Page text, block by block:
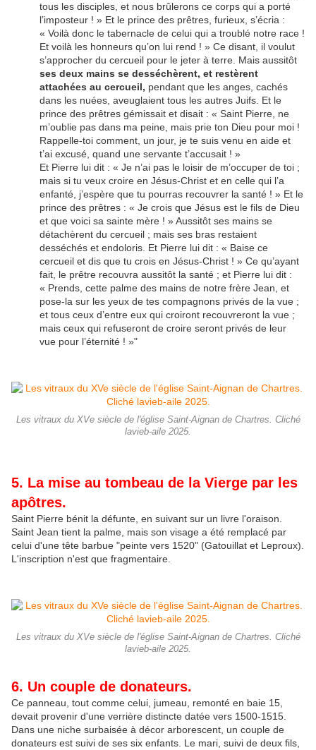
tous les disciples, et nous brûlerons ce corps qui a porté
l’imposteur ! » Et le prince des prêtres, furieux, s’écria :
« Voilà donc le tabernacle de celui qui a troublé notre race !
Et voilà les honneurs qu’on lui rend ! » Ce disant, il voulut
s’approcher du cercueil pour le jeter à terre. Mais aussitôt
ses deux mains se desséchèrent, et restèrent
attachées au cercueil, pendant que les anges, cachés
dans les nuées, aveuglaient tous les autres Juifs. Et le
prince des prêtres gémissait et disait : « Saint Pierre, ne
m’oublie pas dans ma peine, mais prie ton Dieu pour moi !
Rappelle-toi comment, un jour, je te suis venu en aide et
t’ai excusé, quand une servante t’accusait ! »
Et Pierre lui dit : « Je n’ai pas le loisir de m’occuper de toi ;
mais si tu veux croire en Jésus-Christ et en celle qui l’a
enfanté, j’espère que tu pourras recouvrer la santé ! » Et le
prince des prêtres : « Je crois que Jésus est le fils de Dieu
et que voici sa sainte mère ! » Aussitôt ses mains se
détachèrent du cercueil ; mais ses bras restaient
desséchés et endoloris. Et Pierre lui dit : « Baise ce
cercueil et dis que tu crois en Jésus-Christ ! » Ce qu’ayant
fait, le prêtre recouvra aussitôt la santé ; et Pierre lui dit :
« Prends, cette palme des mains de notre frère Jean, et
pose-la sur les yeux de tes compagnons privés de la vue ;
et tous ceux d’entre eux qui croiront recouvreront la vue ;
mais ceux qui refuseront de croire seront privés de leur
vue pour l’éternité ! »"
Les vitraux du XVe siècle de l'église Saint-Aignan de Chartres. Cliché
lavieb-aile 2025.
5. La mise au tombeau de la Vierge par les
apôtres.
Saint Pierre bénit la défunte, en suivant sur un livre l'oraison.
Saint Jean tient la palme, mais son visage a été remplacé par
celui d'une tête barbue "peinte vers 1520" (Gatouillat et Leproux).
L'inscription n'est que fragmentaire.
Les vitraux du XVe siècle de l'église Saint-Aignan de Chartres. Cliché
lavieb-aile 2025.
6. Un couple de donateurs.
Ce panneau, tout comme celui, jumeau, remonté en baie 15,
devait provenir d'une verrière distincte datée vers 1500-1515.
Dans une niche surbaisée à décor arborescent, un couple de
donateurs est suivi de ses six enfants. Le mari, suivi de deux fils,